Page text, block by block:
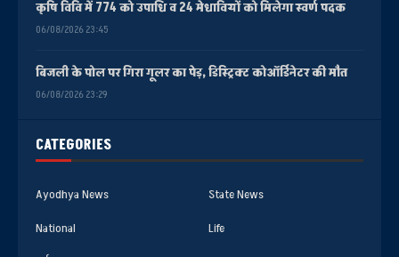
CATEGORIES
Ayodhya News
State News
National
Life
कृषि विवि में 774 को उपाधि व 24 मेधावियों को मिलेगा स्वर्ण पदक
06/08/2026 23:45
बिजली के पोल पर गिरा गूलर का पेड़, डिस्ट्रिक्ट कोऑर्डिनेटर की मौत
06/08/2026 23:29